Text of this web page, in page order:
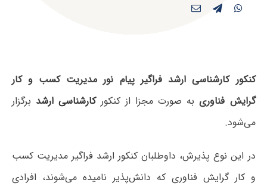
کنکور کارشناسی ارشد فراگیر پیام نور مدیریت کسب و کار
گرایش فناوریبه صورت مجزا از کنکورکارشناسی ارشد برگزار
می‌شود.
در این نوع پذیرش، داوطلبان کنکور ارشد فراگیر مدیریت کسب
و کار گرایش فناوری که دانش‌پذیر نامیده می‌شوند، افرادی